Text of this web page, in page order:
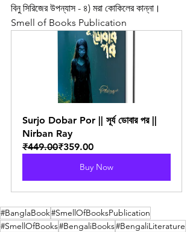
বিনু সিরিজের উপন্যাস - ৪) মরা কোকিলের কান্না।
Smell of Books Publication
Surjo Dobar Por || সূর্য ডোবার পর ||
Nirban Ray
₹449.00₹359.00
Buy Now
#BanglaBook#SmellOfBooksPublication
#SmellOfBooks#BengaliBooks#BengaliLiterature